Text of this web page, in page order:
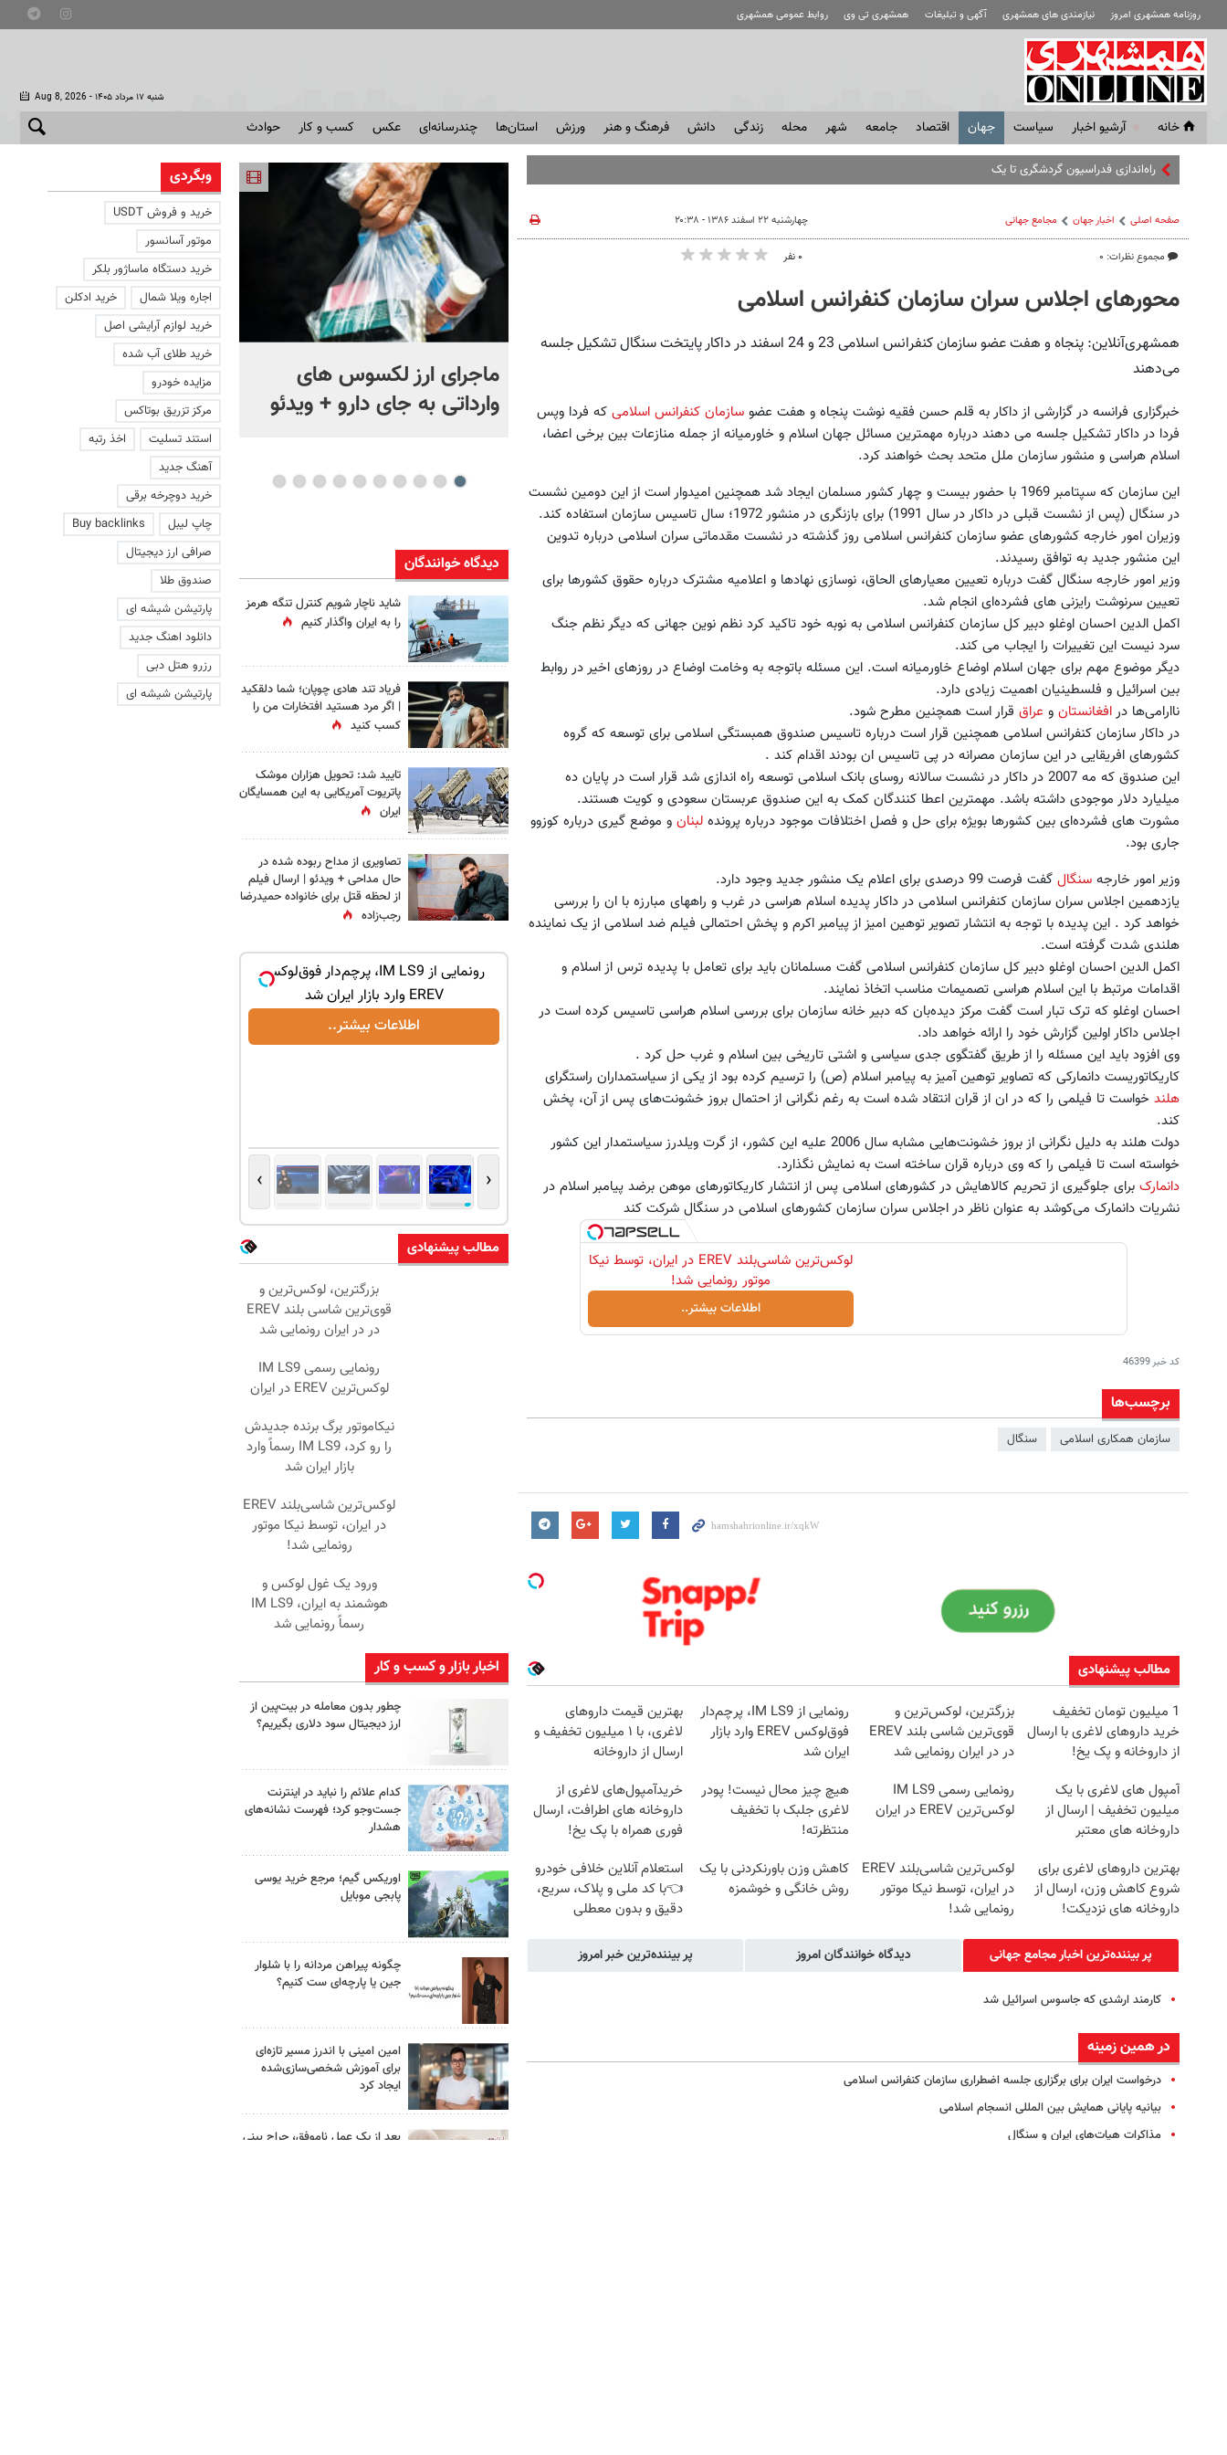
روزنامه همشهری امروز نیازمندی های همشهری آگهی و تبلیغات همشهری تی وی روابط عمومی همشهری
Aug 8, 2026 - شنبه ۱۷ مرداد ۱۴۰۵
خانه آرشیو اخبار سياست جهان اقتصاد جامعه شهر محله زندگی دانش فرهنگ و هنر ورزش استان‌ها چندرسانه‌ای عکس کسب و کار حوادث
راه‌اندازی فدراسیون گردشگری تا یک ماه دیگر
صفحه اصلی اخبار جهان مجامع‌ جهانی
مجموع نظرات: ۰
چهارشنبه ۲۲ اسفند ۱۳۸۶ - ۲۰:۳۸
۰ نفر
محورهای اجلاس سران سازمان کنفرانس اسلامی
همشهری‌آنلاین: پنجاه و هفت عضو سازمان کنفرانس اسلامی 23 و 24 اسفند در داکار پایتخت سنگال تشکیل جلسه
می‌دهند
خبرگزاری فرانسه در گزارشی از داکار به قلم حسن فقیه نوشت پنجاه و هفت عضو سازمان کنفرانس اسلامی که فردا وپس
فردا در داکار تشکیل جلسه می دهند درباره مهمترین مسائل جهان اسلام و خاورمیانه از جمله منازعات بین برخی اعضا،
اسلام هراسی و منشور سازمان ملل متحد بحث خواهند کرد.
این سازمان که سپتامبر 1969 با حضور بیست و چهار کشور مسلمان ایجاد شد همچنین امیدوار است از این دومین نشست
در سنگال (پس از نشست قبلی در داکار در سال 1991)‌ برای بازنگری در منشور 1972؛ سال تاسیس سازمان استفاده کند.
وزیران امور خارجه کشورهای عضو سازمان کنفرانس اسلامی روز گذشته در نشست مقدماتی سران اسلامی درباره تدوین
این منشور جدید به توافق رسیدند.
وزیر امور خارجه سنگال گفت درباره تعیین معیارهای الحاق،‌ نوسازی نهادها و اعلامیه مشترک درباره حقوق کشورها برای
تعیین سرنوشت رایزنی های فشرده‌ای انجام شد.
اکمل الدین احسان اوغلو دبیر کل سازمان کنفرانس اسلامی به نوبه خود تاکید کرد نظم نوین جهانی که دیگر نظم جنگ
سرد نیست این تغییرات را ایجاب می کند.
دیگر موضوع مهم برای جهان اسلام اوضاع خاورمیانه است. این مسئله باتوجه به وخامت اوضاع در روزهای اخیر در روابط
بین اسرائیل و فلسطینیان اهمیت زیادی دارد.
ناارامی‌ها درافغانستان و عراق قرار است همچنین مطرح شود.
در داکار سازمان کنفرانس اسلامی همچنین قرار است درباره تاسیس صندوق همبستگی اسلامی برای توسعه که گروه
کشورهای افریقایی در این سازمان مصرانه در پی تاسیس ان بودند اقدام کند .
این صندوق که مه 2007 در داکار در نشست سالانه روسای بانک اسلامی توسعه راه اندازی شد قرار است در پایان ده
میلیارد دلار موجودی داشته باشد. مهمترین اعطا کنندگان کمک به این صندوق عربستان سعودی و کویت هستند.
مشورت های فشرده‌ای بین کشورها بویژه برای حل و فصل اختلافات موجود درباره پرونده لبنان و موضع گیری درباره کوزوو
جاری بود.
وزیر امور خارجه سنگال گفت فرصت 99 درصدی برای اعلام یک منشور جدید وجود دارد.
یازدهمین اجلاس سران سازمان کنفرانس اسلامی در داکار پدیده اسلام هراسی در غرب و راههای مبارزه با ان را بررسی
خواهد کرد . این پدیده با توجه به انتشار تصویر توهین امیز از پیامبر اکرم و پخش احتمالی فیلم ضد اسلامی از یک نماینده
هلندی شدت گرفته است.
اکمل الدین احسان اوغلو دبیر کل سازمان کنفرانس اسلامی گفت مسلمانان باید برای تعامل با پدیده ترس از اسلام و
اقدامات مرتبط با این اسلام هراسی تصمیمات مناسب اتخاذ نمایند.
احسان اوغلو که ترک تبار است گفت مرکز دیده‌بان که دبیر خانه سازمان برای بررسی اسلام هراسی تاسیس کرده است در
اجلاس داکار اولین گزارش خود را ارائه خواهد داد.
وی افزود باید این مسئله را از طریق گفتگوی جدی سیاسی و اشتی تاریخی بین اسلام و غرب حل کرد .
کاریکاتوریست دانمارکی که تصاویر توهین آمیز به پیامبر اسلام (ص) را ترسیم کرده بود از یکی از سیاستمداران راستگرای
هلند خواست تا فیلمی را که در ان از قران انتقاد شده است به رغم نگرانی از احتمال بروز خشونت‌های پس از آن، پخش
کند.
دولت هلند به دلیل نگرانی از بروز خشونت‌هایی مشابه سال 2006 علیه این کشور، از گرت ویلدرز سیاستمدار این کشور
خواسته است تا فیلمی را که وی درباره قران ساخته است به نمایش نگذارد.
دانمارک برای جلوگیری از تحریم کالاهایش در کشورهای اسلامی پس از انتشار کاریکاتورهای موهن برضد پیامبر اسلام در
نشریات دانمارک می‌کوشد به عنوان ناظر در اجلاس سران سازمان کشورهای اسلامی در سنگال شرکت کند
لوکس‌ترین شاسی‌بلند EREV در ایران، توسط نیکا
موتور رونمایی شد!
اطلاعات بیشتر..
کد خبر46399
برچسب‌ها
سازمان همکاری اسلامی سنگال
مطالب پیشنهادی
1 میلیون تومان تخفیف
خرید داروهای لاغری با ارسال
از داروخانه و پک یخ!
بزرگترین، لوکس‌ترین و
قوی‌ترین شاسی بلند EREV
در در ایران رونمایی شد
رونمایی از IM LS9، پرچم‌دار
فوق‌لوکس EREV وارد بازار
ایران شد
بهترین قیمت داروهای
لاغری، با ۱ میلیون تخفیف و
ارسال از داروخانه‌
آمپول های لاغری با یک
میلیون تخفیف | ارسال از
داروخانه های معتبر
رونمایی رسمی IM LS9
لوکس‌ترین EREV در ایران
هیچ چیز محال نیست! پودر
لاغری جلبک با تخفیف
منتظرته!
خریدآمپول‌های لاغری از
داروخانه های اطرافت، ارسال
فوری همراه با پک یخ!
بهترین داروهای لاغری برای
شروع کاهش وزن، ارسال از
داروخانه های نزدیکت!
لوکس‌ترین شاسی‌بلند EREV
در ایران، توسط نیکا موتور
رونمایی شد!
کاهش وزن باورنکردنی با یک
روش خانگی و خوشمزه
استعلام آنلاین خلافی خودرو
👈با کد ملی و پلاک، سریع،
دقیق و بدون معطلی
پر بیننده‌ترین اخبار مجامع‌ جهانی دیدگاه خوانندگان امروز پر بیننده‌ترین خبر امروز
کارمند ارشدی که جاسوس اسرائیل شد
در همین زمینه
درخواست ایران برای برگزاری جلسه اضطراری سازمان کنفرانس اسلامی
بیانیه پایانی همایش بین المللی انسجام اسلامی
مذاکرات هیات‌های ایران و سنگال
ماجرای «گل یاس» شادمهر +
ویدئو
ماجرای ارز لکسوس های
وارداتی به جای دارو + ویدئو
ماجرای باشگاه‌های
بود؟ + فیلم
دیدگاه خوانندگان
شاید ناچار شویم کنترل تنگه هرمز
را به ایران واگذار کنیم
فریاد تند هادی چوپان؛‌ شما دلقکید
| اگر مرد هستید افتخارات من را
کسب کنید
تایید شد: تحویل هزاران موشک
پاتریوت آمریکایی به این همسایگان
ایران
تصاویری از مداح ربوده شده در
حال مداحی + ویدئو | ارسال فیلم
از لحظه قتل برای خانواده‌ حمیدرضا
رجب‌زاده
لوکس‌ترین و قوی‌ترین شاسی بلند
EREV در در ایران رونمایی شد
اطلاعات بیشتر..
ورود یک غول لوکس و هوشمند به ایران، IM
LS9 رسماً رونمایی شد
اطلاعات بیشتر..
لوکس‌ترین شاسی‌بلند EREV در ایران، توسط
اطلاعات بیشتر..
رونمایی از IM LS9، پرچم‌دار فوق‌لوکس
EREV وارد بازار ایران شد
اطلاعات بیشتر..
‹
›
مطالب پیشنهادی
بزرگترین، لوکس‌ترین و
قوی‌ترین شاسی بلند EREV
در در ایران رونمایی شد
رونمایی رسمی IM LS9
لوکس‌ترین EREV در ایران
نیکاموتور برگ برنده جدیدش
را رو کرد، IM LS9 رسماً وارد
بازار ایران شد
لوکس‌ترین شاسی‌بلند EREV
در ایران، توسط نیکا موتور
رونمایی شد!
ورود یک غول لوکس و
هوشمند به ایران، IM LS9
رسماً رونمایی شد
اخبار بازار و کسب و کار
چطور بدون معامله در بیت‌پین از
ارز دیجیتال سود دلاری بگیریم؟
کدام علائم را نباید در اینترنت
جست‌وجو کرد؛ فهرست نشانه‌های
هشدار
اوریکس گیم؛ مرجع خرید یوسی
پابجی موبایل
چگونه پیراهن مردانه را با شلوار
جین یا پارچه‌ای ست کنیم؟
امین امینی با اندرز مسیر تازه‌ای
برای آموزش شخصی‌سازی‌شده
ایجاد کرد
بعد از یک عمل ناموفق، جراح بینی
وبگردی
خرید و فروش USDT
موتور آسانسور
خرید دستگاه ماساژور بلکر
اجاره ویلا شمال
خرید ادکلن
خرید لوازم آرایشی اصل
خرید طلای آب شده
مزایده خودرو
مرکز تزریق بوتاکس
استند تسلیت
اخذ رتبه
آهنگ جدید
خرید دوچرخه برقی
چاپ لیبل
Buy backlinks
صرافی ارز دیجیتال
صندوق طلا
پارتیشن شیشه ای
دانلود اهنگ جدید
رزرو هتل دبی
پارتیشن شیشه ای